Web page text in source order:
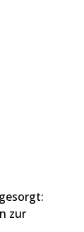
zur